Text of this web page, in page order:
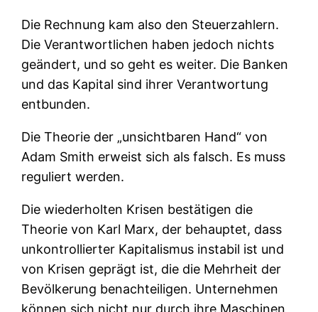
Die Rechnung kam also den Steuerzahlern.
Die Verantwortlichen haben jedoch nichts
geändert, und so geht es weiter. Die Banken
und das Kapital sind ihrer Verantwortung
entbunden.
Die Theorie der „unsichtbaren Hand“ von
Adam Smith erweist sich als falsch. Es muss
reguliert werden.
Die wiederholten Krisen bestätigen die
Theorie von Karl Marx, der behauptet, dass
unkontrollierter Kapitalismus instabil ist und
von Krisen geprägt ist, die die Mehrheit der
Bevölkerung benachteiligen. Unternehmen
können sich nicht nur durch ihre Maschinen